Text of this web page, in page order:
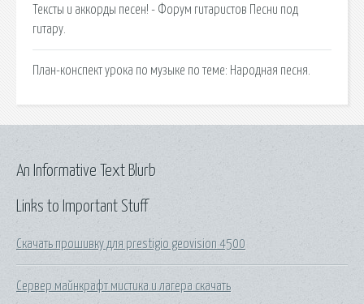
Тексты и аккорды песен! - Форум гитаристов Песни под
гитару.
План-конспект урока по музыке по теме: Народная песня.
Links to Important Stuff
Скачать прошивку для prestigio geovision 4500
Сервер майнкрафт мистика и лагера скачать
An Informative Text Blurb